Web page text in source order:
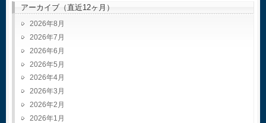
アーカイブ（直近12ヶ月）
2026年8月
2026年7月
2026年6月
2026年5月
2026年4月
2026年3月
2026年2月
2026年1月